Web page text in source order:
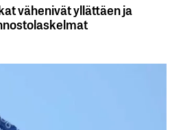
vähenivät yllättäen ja